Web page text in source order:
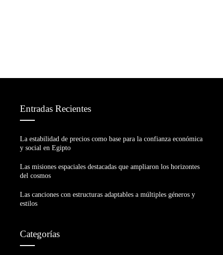
Entradas Recientes
La estabilidad de precios como base para la confianza económica
y social en Egipto
Las misiones espaciales destacadas que ampliaron los horizontes
del cosmos
Las canciones con estructuras adaptables a múltiples géneros y
estilos
Categorías